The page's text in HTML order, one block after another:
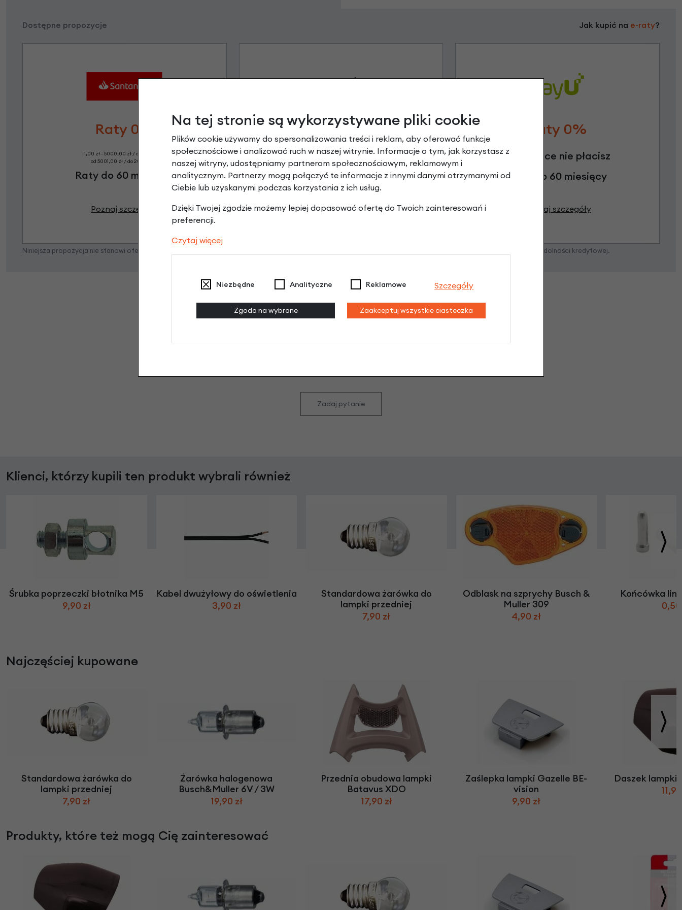
Dostępne propozycje Jak kupić na e-raty?
Raty 0%
1,00 zł - 5000,00 zł / do 10 rat 0%
od 5001,00 zł / do 20 rat 0%
Raty do 60 miesięcy
Poznaj szczegóły
Raty 0%
3 miesiące nie płacisz
Raty do 60 miesięcy
Poznaj szczegóły
Raty 0%
3 miesiące nie płacisz
Raty do 60 miesięcy
Poznaj szczegóły
Niniejsza propozycja nie stanowi oferty w rozumieniu art. 66 Kodeksu Cywilnego. Ostateczna decyzja o warunkach i przyznaniu kredytu zostanie podjęta po ocenie zdolności kredytowej.
Klienci zadali następujące pytania o ten produkt
Zadaj pytanie
Klienci, którzy kupili ten produkt wybrali również
Śrubka poprzeczki błotnika M5
9,90 zł
Kabel dwużyłowy do oświetlenia
3,90 zł
Standardowa żarówka do
lampki przedniej
7,90 zł
Odblask na szprychy Busch &
Muller 309
4,90 zł
Końcówka
0,50
Najczęściej kupowane
Standardowa żarówka do
lampki przedniej
7,90 zł
Żarówka halogenowa
Busch&Muller 6V / 3W
19,90 zł
Przednia obudowa lampki
Batavus XDO
17,90 zł
Zaślepka lampki Gazelle BE-
vision
9,90 zł
Daszek lampki
Produkty, które też mogą Cię zainteresować
Na tej stronie są wykorzystywane pliki cookie
Plików cookie używamy do spersonalizowania treści i reklam, aby oferować funkcje
społecznościowe i analizować ruch w naszej witrynie. Informacje o tym, jak korzystasz z
naszej witryny, udostępniamy partnerom społecznościowym, reklamowym i
analitycznym. Partnerzy mogą połączyć te informacje z innymi danymi otrzymanymi od
Ciebie lub uzyskanymi podczas korzystania z ich usług.
Dzięki Twojej zgodzie możemy lepiej dopasować ofertę do Twoich zainteresowań i
preferencji.
Czytaj więcej
Niezbędne Analityczne Reklamowe Szczegóły
Zgoda na wybrane Zaakceptuj wszystkie ciasteczka